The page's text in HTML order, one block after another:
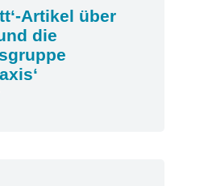
Artikel über
die